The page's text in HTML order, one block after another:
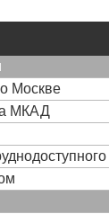
Москве
МКАД